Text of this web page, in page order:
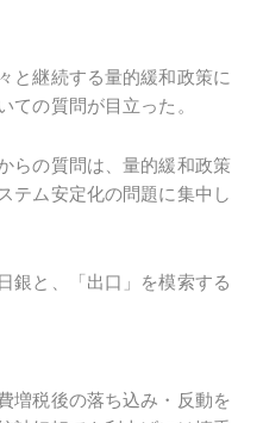
と継続する量的緩和政策に
ての質問が目立った。
らの質問は、量的緩和政策
テム安定化の問題に集中し
銀と、「出口」を模索する
増税後の落ち込み・反動を